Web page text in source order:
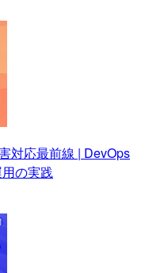
対応最前線 | DevOps
の実践